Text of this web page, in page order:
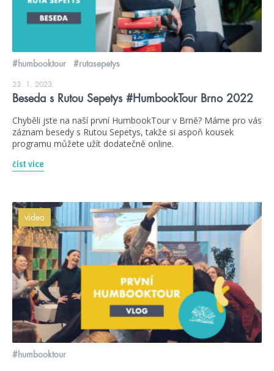
#humbooktour #rutasepetys
23. 1. 2023
Beseda s Rutou Sepetys #HumbookTour Brno 2022
Chyběli jste na naší první HumbookTour v Brně? Máme pro vás
záznam besedy s Rutou Sepetys, takže si aspoň kousek
programu můžete užít dodatečně online.
číst více
videa
#humbooktour